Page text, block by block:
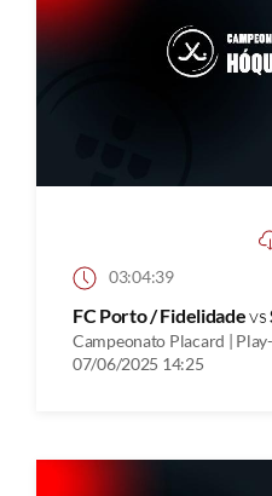
03:04:39
FC Porto / Fidelidadevs
Campeonato Placard |
07/06/2025 14:25